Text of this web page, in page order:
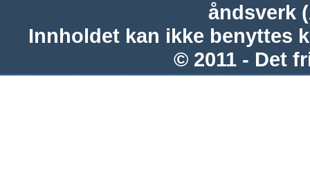
åndsverk
Innholdet kan ikke benyttes
© 2011 - Det